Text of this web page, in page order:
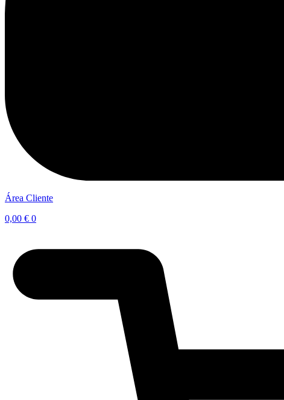
Área Cliente
0,00 € 0